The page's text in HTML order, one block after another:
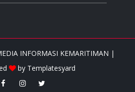
INFORMASI KEMARITIMAN |
by Templatesyard